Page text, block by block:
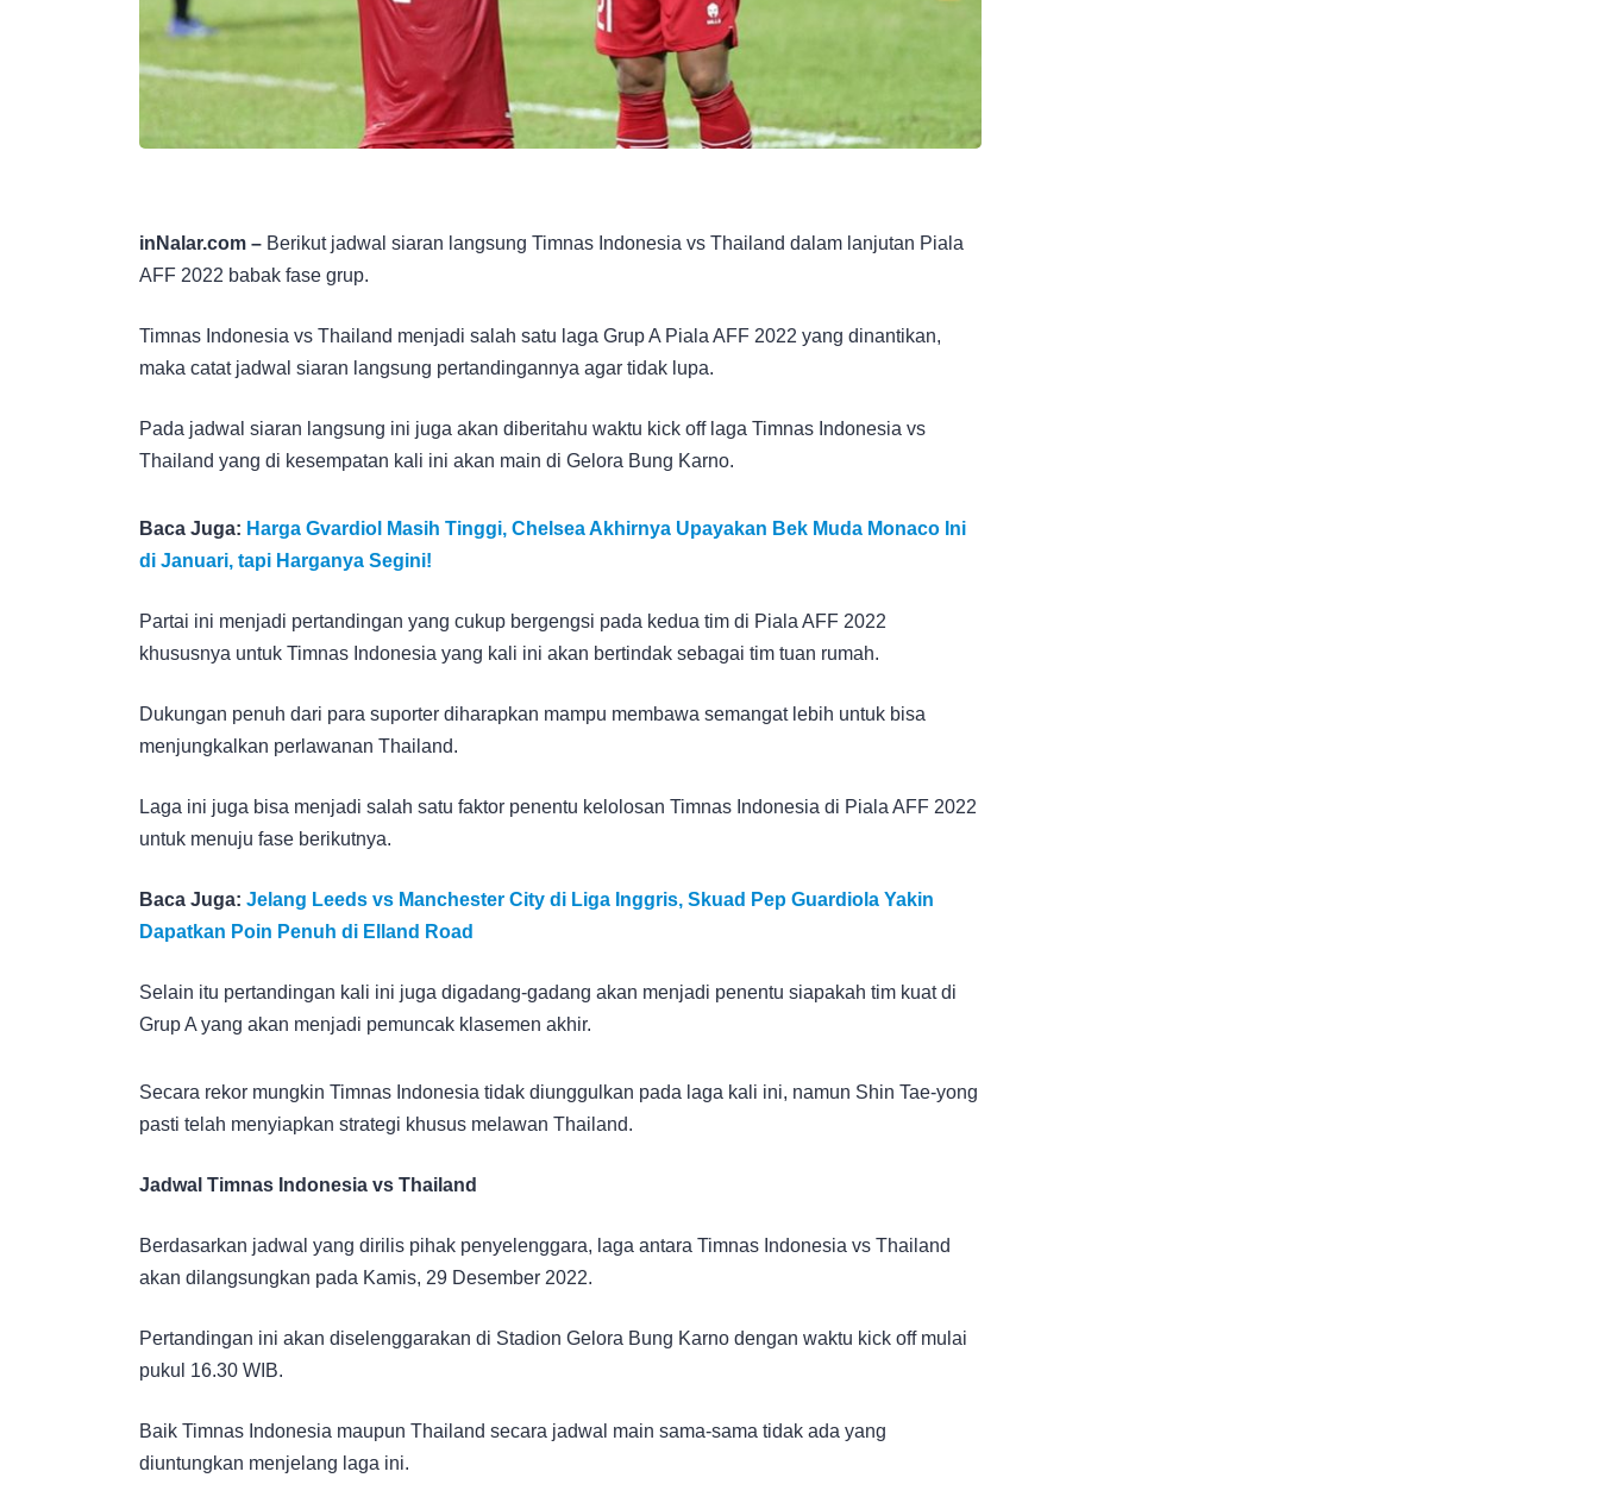
inNalar.com – Berikut jadwal siaran langsung Timnas Indonesia vs Thailand dalam lanjutan Piala
AFF 2022 babak fase grup.
Timnas Indonesia vs Thailand menjadi salah satu laga Grup A Piala AFF 2022 yang dinantikan,
maka catat jadwal siaran langsung pertandingannya agar tidak lupa.
Pada jadwal siaran langsung ini juga akan diberitahu waktu kick off laga Timnas Indonesia vs
Thailand yang di kesempatan kali ini akan main di Gelora Bung Karno.
Baca Juga: Harga Gvardiol Masih Tinggi, Chelsea Akhirnya Upayakan Bek Muda Monaco Ini
di Januari, tapi Harganya Segini!
Partai ini menjadi pertandingan yang cukup bergengsi pada kedua tim di Piala AFF 2022
khususnya untuk Timnas Indonesia yang kali ini akan bertindak sebagai tim tuan rumah.
Dukungan penuh dari para suporter diharapkan mampu membawa semangat lebih untuk bisa
menjungkalkan perlawanan Thailand.
Laga ini juga bisa menjadi salah satu faktor penentu kelolosan Timnas Indonesia di Piala AFF 2022
untuk menuju fase berikutnya.
Baca Juga: Jelang Leeds vs Manchester City di Liga Inggris, Skuad Pep Guardiola Yakin
Dapatkan Poin Penuh di Elland Road
Selain itu pertandingan kali ini juga digadang-gadang akan menjadi penentu siapakah tim kuat di
Grup A yang akan menjadi pemuncak klasemen akhir.
Secara rekor mungkin Timnas Indonesia tidak diunggulkan pada laga kali ini, namun Shin Tae-yong
pasti telah menyiapkan strategi khusus melawan Thailand.
Jadwal Timnas Indonesia vs Thailand
Berdasarkan jadwal yang dirilis pihak penyelenggara, laga antara Timnas Indonesia vs Thailand
akan dilangsungkan pada Kamis, 29 Desember 2022.
Pertandingan ini akan diselenggarakan di Stadion Gelora Bung Karno dengan waktu kick off mulai
pukul 16.30 WIB.
Baik Timnas Indonesia maupun Thailand secara jadwal main sama-sama tidak ada yang
diuntungkan menjelang laga ini.